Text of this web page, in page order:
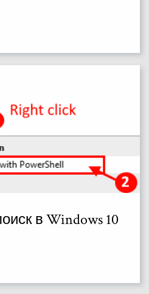
в Windows 10